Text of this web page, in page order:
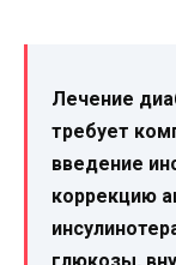
Лечение
требует
введение
коррекцию